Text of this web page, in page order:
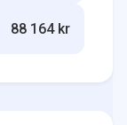
88 164 kr